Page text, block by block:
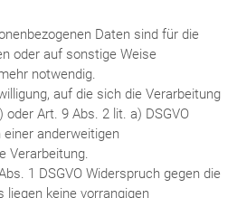
Daten sind für die
oder auf sonstige Weise
notwendig.
auf die sich die Verarbeitung
Art. 9 Abs. 2 lit. a) DSGVO
anderweitigen
Verarbeitung.
1 DSGVO Widerspruch gegen die
liegen keine vorrangigen